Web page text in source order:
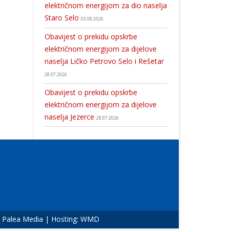
električnom energijom za dio naselja
Staro Selo 03.08.2026
Obavijest o prekidu opskrbe
električnom energijom za dijelove
naselja Ličko Petrovo Selo i Rešetar
28.07.2026
Obavijest o prekidu opskrbe
električnom energijom za dijelove
naselja Jezerce 28.07.2026
Palea Media | Hosting: WMD